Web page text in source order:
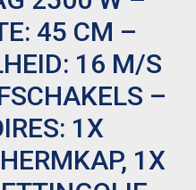
45 CM –
16 M/S
–
1X
1X